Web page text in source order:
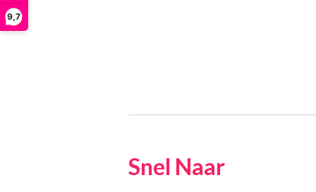
9,7
Snel Naar